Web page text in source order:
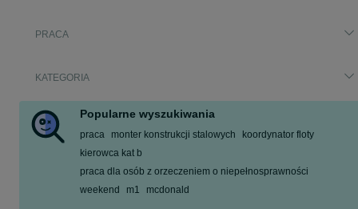
PRACA
KATEGORIA
Popularne wyszukiwania
praca monter konstrukcji stalowych
koordynator floty
kierowca kat b
praca dla osób z orzeczeniem o niepełnosprawności
weekend
m1 mcdonald